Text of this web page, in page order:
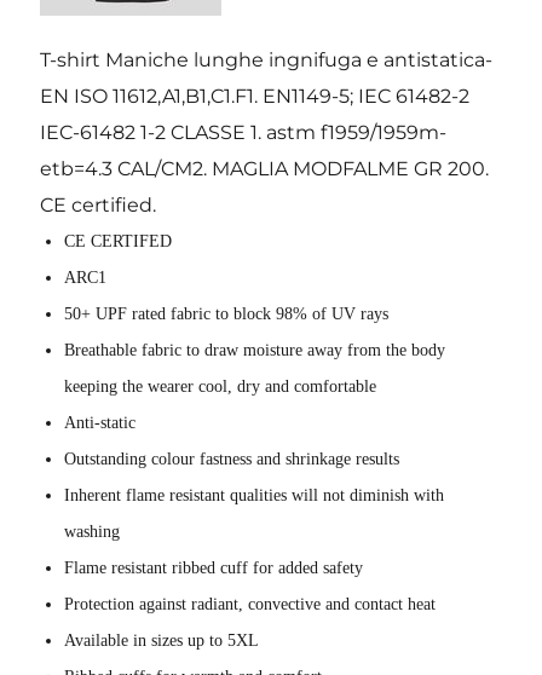
T-shirt Maniche lunghe ingnifuga e antistatica-
EN ISO 11612,A1,B1,C1.F1. EN1149-5; IEC 61482-2
IEC-61482 1-2 CLASSE 1. astm f1959/1959m-
etb=4.3 CAL/CM2. MAGLIA MODFALME GR 200.
CE certified.
CE CERTIFED
ARC1
50+ UPF rated fabric to block 98% of UV rays
Breathable fabric to draw moisture away from the body
keeping the wearer cool, dry and comfortable
Anti-static
Outstanding colour fastness and shrinkage results
Inherent flame resistant qualities will not diminish with
washing
Flame resistant ribbed cuff for added safety
Protection against radiant, convective and contact heat
Available in sizes up to 5XL